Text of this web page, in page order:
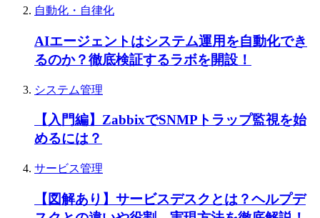
自動化・自律化
AIエージェントはシステム運用を自動化でき
るのか？徹底検証するラボを開設！
システム管理
【入門編】ZabbixでSNMPトラップ監視を始
めるには？
サービス管理
【図解あり】サービスデスクとは？ヘルプデ